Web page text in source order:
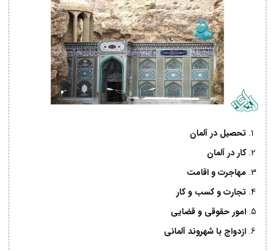
تحصیل در آلمان
کار در آلمان
مهاجرت و اقامت
تجارت و کسب و کار
امور حقوقی و قضایی
ازدواج با شهروند آلمانی